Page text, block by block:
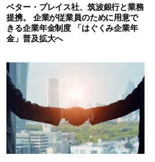
ベター・プレイス社、筑波銀行と業務
提携。 企業が従業員のために用意で
きる企業年金制度 「はぐくみ企業年
金」普及拡大へ